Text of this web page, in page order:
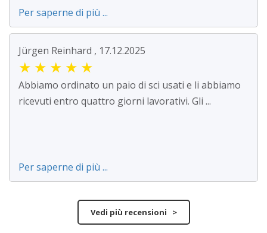
Per saperne di più ...
Jürgen Reinhard , 17.12.2025
★ ★ ★ ★ ★
Abbiamo ordinato un paio di sci usati e li abbiamo
ricevuti entro quattro giorni lavorativi. Gli ...
Per saperne di più ...
Vedi più recensioni >